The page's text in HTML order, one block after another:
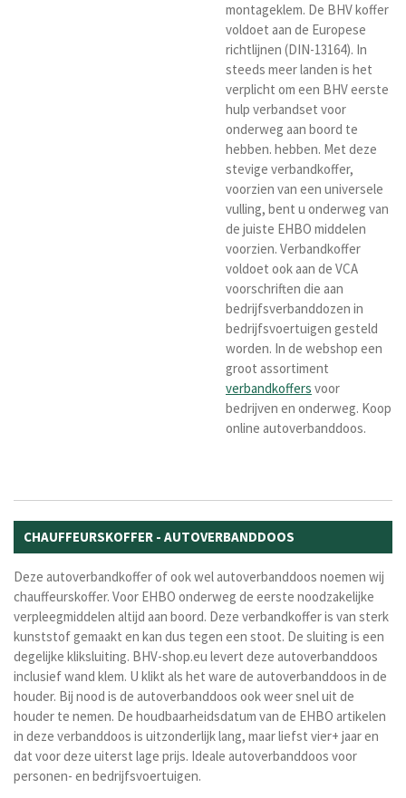
montageklem. De BHV koffer
voldoet aan de Europese
richtlijnen (DIN-13164). In
steeds meer landen is het
verplicht om een BHV eerste
hulp verbandset voor
onderweg aan boord te
hebben. hebben. Met deze
stevige verbandkoffer,
voorzien van een universele
vulling, bent u onderweg van
de juiste EHBO middelen
voorzien. Verbandkoffer
voldoet ook aan de VCA
voorschriften die aan
bedrijfsverbanddozen in
bedrijfsvoertuigen gesteld
worden. In de webshop een
groot assortiment
verbandkoffers voor
bedrijven en onderweg. Koop
online autoverbanddoos.
CHAUFFEURSKOFFER - AUTOVERBANDDOOS
Deze autoverbandkoffer of ook wel autoverbanddoos noemen wij
chauffeurskoffer. Voor EHBO onderweg de eerste noodzakelijke
verpleegmiddelen altijd aan boord. Deze verbandkoffer is van sterk
kunststof gemaakt en kan dus tegen een stoot. De sluiting is een
degelijke kliksluiting. BHV-shop.eu levert deze autoverbanddoos
inclusief wand klem. U klikt als het ware de autoverbanddoos in de
houder. Bij nood is de autoverbanddoos ook weer snel uit de
houder te nemen. De houdbaarheidsdatum van de EHBO artikelen
in deze verbanddoos is uitzonderlijk lang, maar liefst vier+ jaar en
dat voor deze uiterst lage prijs. Ideale autoverbanddoos voor
personen- en bedrijfsvoertuigen.